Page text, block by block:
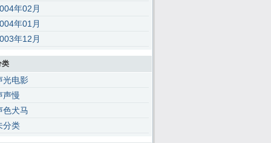
年02月
年01月
年12月
类
光电影
声慢
色犬马
分类